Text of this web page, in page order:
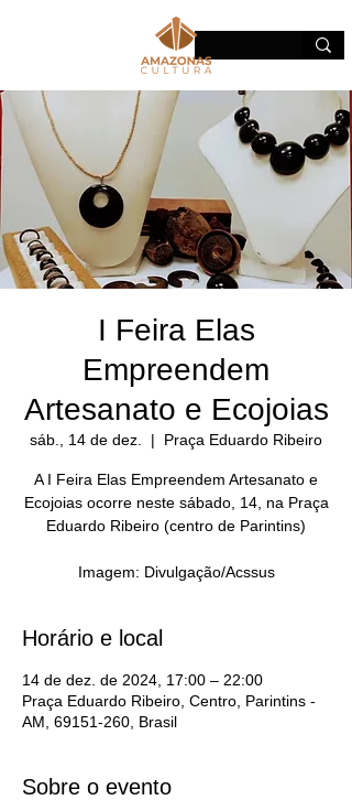
I Feira Elas
Empreendem
Artesanato e Ecojoias
sáb., 14 de dez.
  |
Praça Eduardo Ribeiro
A I Feira Elas Empreendem Artesanato e
Ecojoias ocorre neste sábado, 14, na Praça
Eduardo Ribeiro (centro de Parintins)
Imagem: Divulgação/Acssus
Horário e local
14 de dez. de 2024, 17:00 – 22:00
Praça Eduardo Ribeiro, Centro, Parintins -
AM, 69151-260, Brasil
Sobre o evento